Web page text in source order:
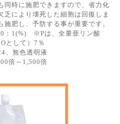
同時に施肥できますので、省力化
乏により壊死した細胞は回復しま
肥し、予防する事が重要です。
：1(%) ※Pは、全量亜リン酸
て）7％
無色透明液
倍～1,500倍